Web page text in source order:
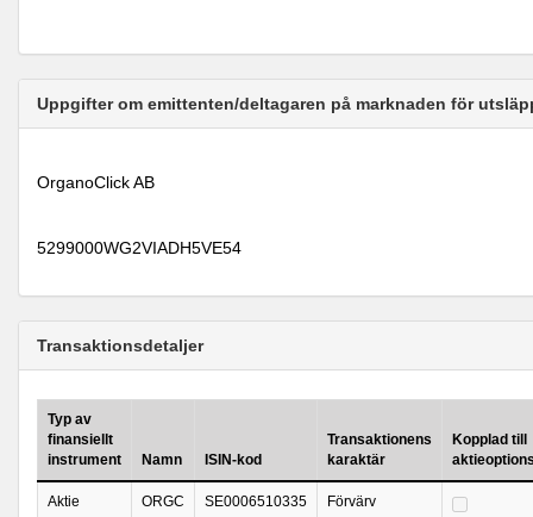
Uppgifter om emittenten/deltagaren på marknaden för
OrganoClick AB
5299000WG2VIADH5VE54
Transaktionsdetaljer
Typ av
finansiellt
instrument
Namn ISIN-kod
Transaktionens
karaktär
Kopplad till
Aktie ORGC SE0006510335 Förvärv